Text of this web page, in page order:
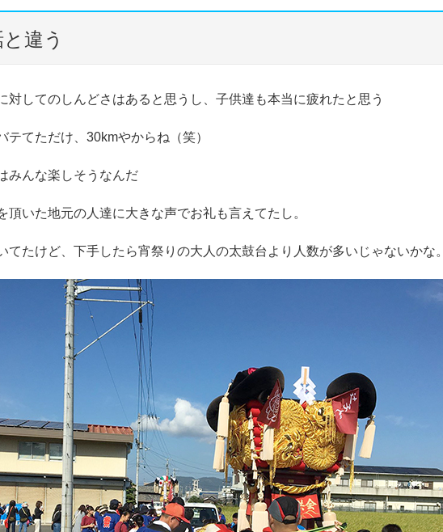
違う
対してのしんどさはあると思うし、子供達も本当に疲れたと思う
テてただけ、30kmやからね（笑）
みんな楽しそうなんだ
頂いた地元の人達に大きな声でお礼も言えてたし。
てたけど、下手したら宵祭りの大人の太鼓台より人数が多いじゃないかな。